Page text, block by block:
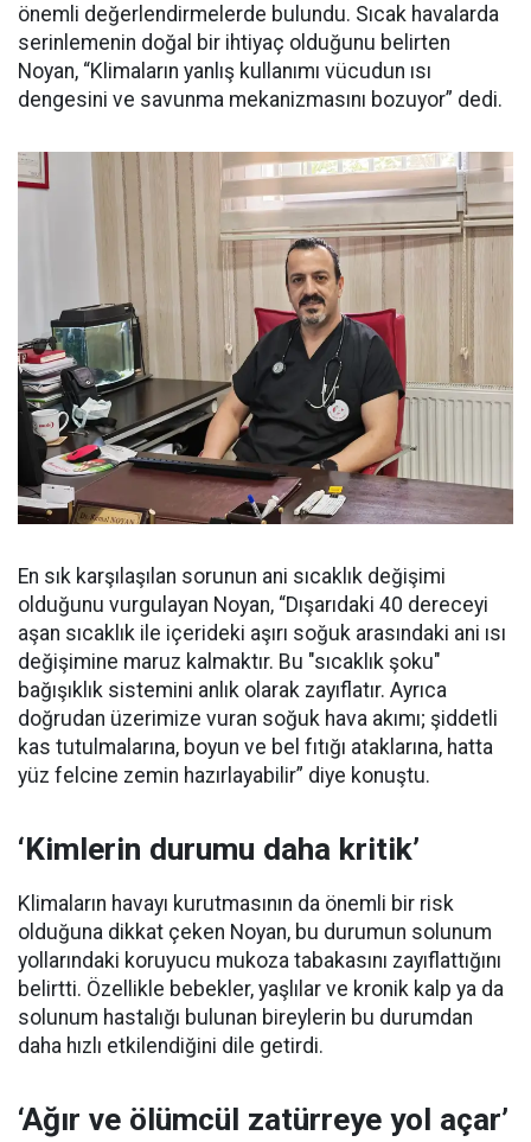
önemli değerlendirmelerde bulundu. Sıcak havalarda
serinlemenin doğal bir ihtiyaç olduğunu belirten
Noyan, “Klimaların yanlış kullanımı vücudun ısı
dengesini ve savunma mekanizmasını bozuyor” dedi.
En sık karşılaşılan sorunun ani sıcaklık değişimi
olduğunu vurgulayan Noyan, “Dışarıdaki 40 dereceyi
aşan sıcaklık ile içerideki aşırı soğuk arasındaki ani ısı
değişimine maruz kalmaktır. Bu "sıcaklık şoku"
bağışıklık sistemini anlık olarak zayıflatır. Ayrıca
doğrudan üzerimize vuran soğuk hava akımı; şiddetli
kas tutulmalarına, boyun ve bel fıtığı ataklarına, hatta
yüz felcine zemin hazırlayabilir” diye konuştu.
‘Kimlerin durumu daha kritik’
Klimaların havayı kurutmasının da önemli bir risk
olduğuna dikkat çeken Noyan, bu durumun solunum
yollarındaki koruyucu mukoza tabakasını zayıflattığını
belirtti. Özellikle bebekler, yaşlılar ve kronik kalp ya da
solunum hastalığı bulunan bireylerin bu durumdan
daha hızlı etkilendiğini dile getirdi.
‘Ağır ve ölümcül zatürreye yol açar’